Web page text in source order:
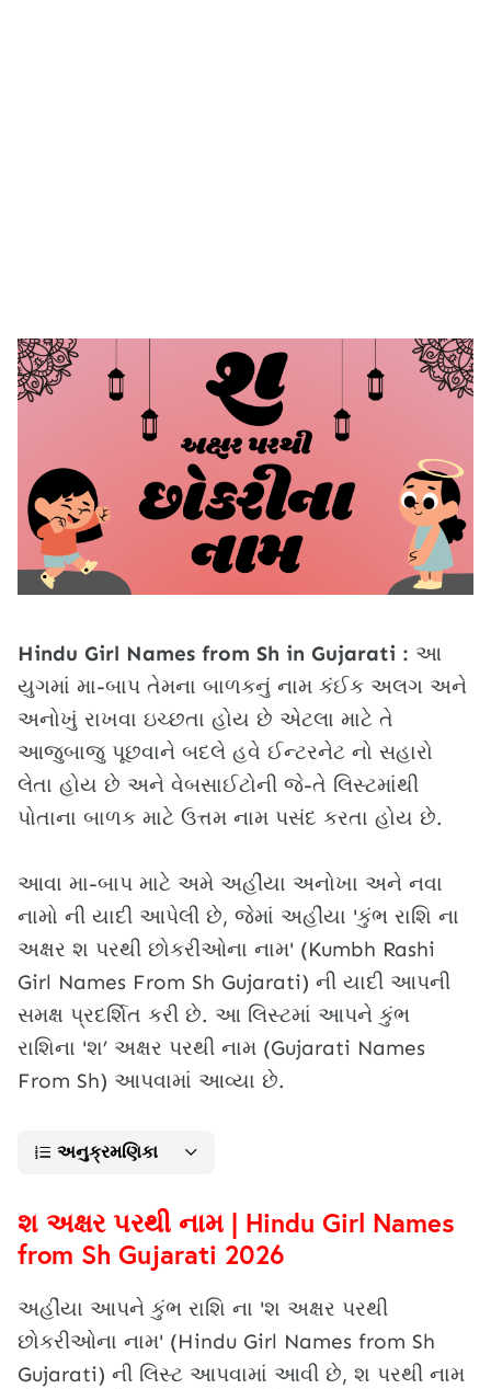
Hindu Girl Names from Sh in Gujarati : આ
યુગમાં મા-બાપ તેમના બાળકનું નામ કંઈક અલગ અને
અનોખું રાખવા ઇચ્છતા હોય છે એટલા માટે તે
આજુબાજુ પૂછવાને બદલે હવે ઈન્ટરનેટ નો સહારો
લેતા હોય છે અને વેબસાઈટોની જે-તે લિસ્ટમાંથી
પોતાના બાળક માટે ઉત્તમ નામ પસંદ કરતા હોય છે.
આવા મા-બાપ માટે અમે અહીંયા અનોખા અને નવા
નામો ની યાદી આપેલી છે, જેમાં અહીંયા 'કુંભ રાશિ ના
અક્ષર શ પરથી છોકરીઓના નામ' (Kumbh Rashi
Girl Names From Sh Gujarati) ની યાદી આપની
સમક્ષ પ્રદર્શિત કરી છે. આ લિસ્ટમાં આપને કુંભ
રાશિના 'શ’ અક્ષર પરથી નામ (Gujarati Names
From Sh) આપવામાં આવ્યા છે.
અનુક્રમણિકા
શ અક્ષર પરથી નામ | Hindu Girl Names
from Sh Gujarati 2026
અહીંયા આપને કુંભ રાશિ ના 'શ અક્ષર પરથી
છોકરીઓના નામ' (Hindu Girl Names from Sh
Gujarati) ની લિસ્ટ આપવામાં આવી છે, શ પરથી નામ